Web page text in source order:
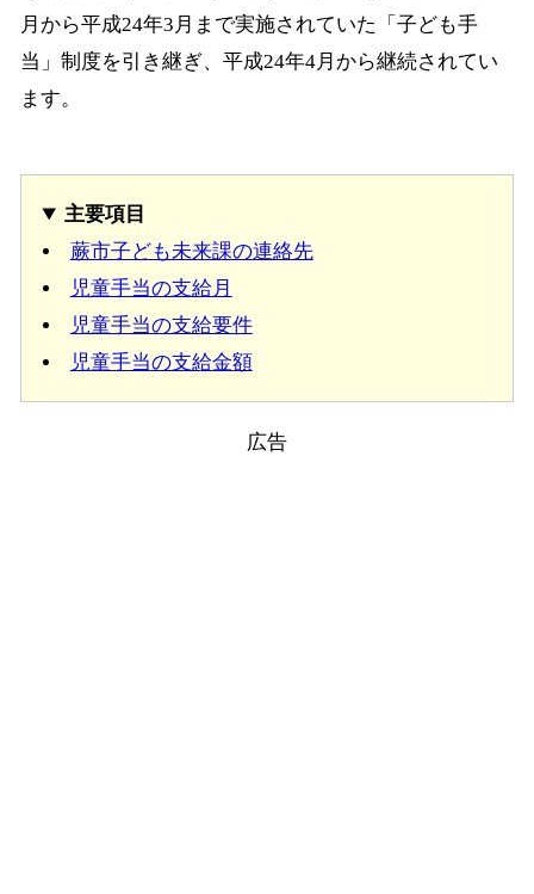
月から平成24年3月まで実施されていた「子ども手
当」制度を引き継ぎ、平成24年4月から継続されてい
ます。
主要項目
蕨市子ども未来課の連絡先
児童手当の支給月
児童手当の支給要件
児童手当の支給金額